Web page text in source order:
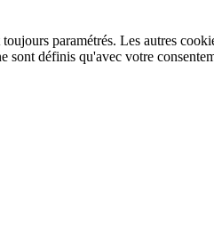
paramétrés. Les autres
sont définis qu'avec votre